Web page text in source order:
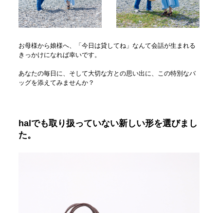
お母様から娘様へ、「今日は貸してね」なんて会話が生まれる
きっかけになれば幸いです。
あなたの毎日に、そして大切な方との思い出に、この特別なバ
ッグを添えてみませんか？
halでも取り扱っていない新しい形を選びまし
た。